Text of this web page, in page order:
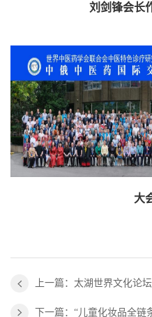
刘剑锋会长
大
下一篇：“儿童化妆品全